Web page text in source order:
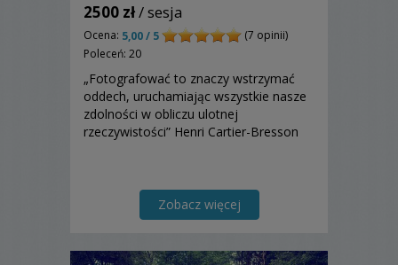
2500 zł/ sesja
Ocena: 5,00 / 5
(7 opinii)
Poleceń: 20
„Fotografować to znaczy wstrzymać
oddech, uruchamiając wszystkie nasze
zdolności w obliczu ulotnej
rzeczywistości” Henri Cartier-Bresson
Zobacz więcej